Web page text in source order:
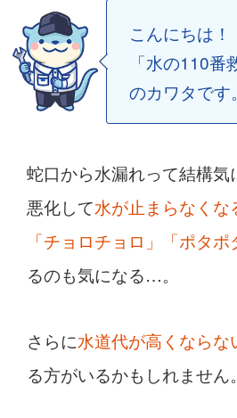
こんにちは！
「水の110番
のカワタです。
蛇口から水漏れって結構気
悪化して水が止まらなくな
「チョロチョロ」「ポタポ
るのも気になる…。
さらに水道代が高くならな
る方がいるかもしれません。